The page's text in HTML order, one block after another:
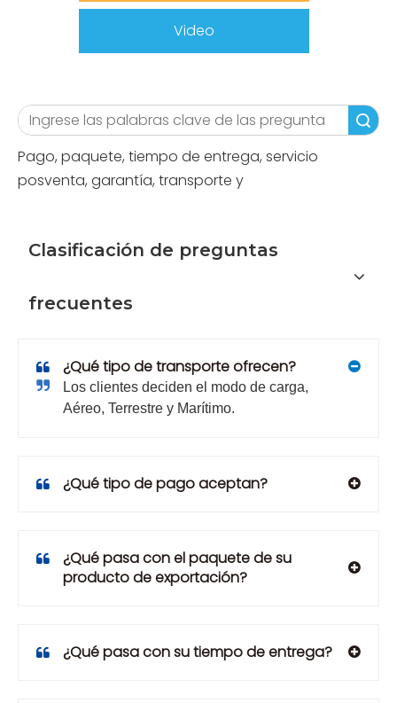
Video
Búsqueda
Pago, paquete, tiempo de entrega, servicio
posventa, garantía, transporte y
Clasificación de preguntas
frecuentes
¿Qué tipo de transporte ofrecen?
Los clientes deciden el modo de carga,
Aéreo, Terrestre y Marítimo.
¿Qué tipo de pago aceptan?
¿Qué pasa con el paquete de su
producto de exportación?
¿Qué pasa con su tiempo de entrega?